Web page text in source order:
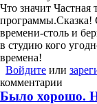
Что значит
времени-столь и
в студию кого
времена!
Войдите или
комментарии
Было хорошо.